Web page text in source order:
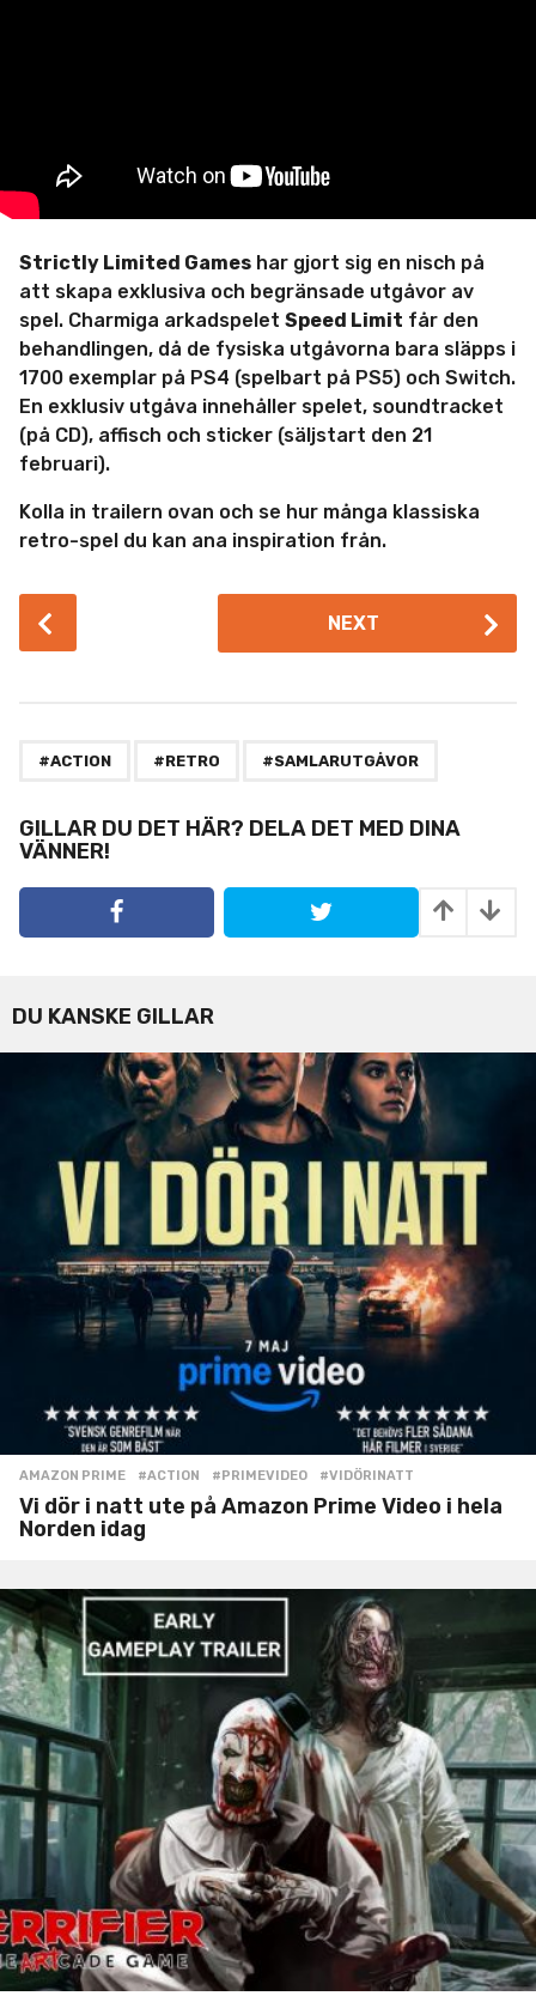
Strictly Limited Games har gjort sig en nisch på
att skapa exklusiva och begränsade utgåvor av
spel. Charmiga arkadspelet Speed Limit får den
behandlingen, då de fysiska utgåvorna bara släpps i
1700 exemplar på PS4 (spelbart på PS5) och Switch.
En exklusiv utgåva innehåller spelet, soundtracket
(på CD), affisch och sticker (säljstart den 21
februari).
Kolla in trailern ovan och se hur många klassiska
retro-spel du kan ana inspiration från.
o
i
n
a
n
NEXT
#ACTION #RETRO #SAMLARUTGÅVOR
GILLAR DU DET HÄR? DELA DET MED DINA
VÄNNER!
DU KANSKE GILLAR
AMAZON PRIME #ACTION ,#PRIMEVIDEO ,#VIDÖRINATT
Vi dör i natt ute på Amazon Prime Video i hela
Norden idag